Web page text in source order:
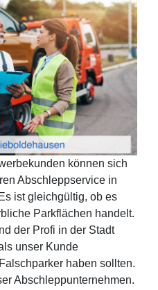
können sich
Abschleppservice in
ist gleichgültig, ob es
Parkflächen handelt.
der Profi in der Stadt
unser Kunde
haben sollten.
Abschleppunternehmen.